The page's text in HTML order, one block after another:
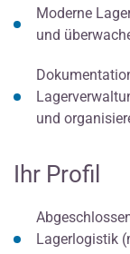
Moderne
und
und
Ihr Profil
Lagerlogistik